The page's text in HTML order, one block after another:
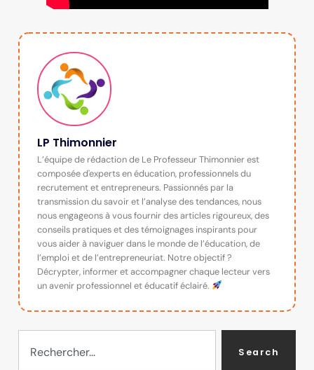
LP Thimonnier
L’équipe de rédaction de Le Professeur Thimonnier est
composée d'experts en éducation, professionnels du
recrutement et entrepreneurs. Passionnés par la
transmission du savoir et l’analyse des tendances, nous
nous engageons à vous fournir des articles rigoureux, des
conseils pratiques et des témoignages inspirants pour
vous aider à naviguer dans le monde de l’éducation, de
l’emploi et de l’entrepreneuriat. Notre objectif ?
Décrypter, informer et accompagner chaque lecteur vers
un avenir professionnel et éducatif éclairé.
Search